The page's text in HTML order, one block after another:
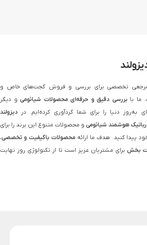
تخصصی برای بررسی و فروش گجت‌های خاص و
ما بابررسی دقیق و حرفه‌ای محصولات شیائومی و دیگر
به‌روز دنیا را برای شما گردآوری کرده‌ایم. در دیزولند
هوشمند شیائومی و محصولات متنوع این برند را برای
پیدا کنید. هدف ما ارائه محصولات باکیفیت و تخصصی،
بخشبرای مشتریان عزیز است تا از تکنولوژی روز نهایت